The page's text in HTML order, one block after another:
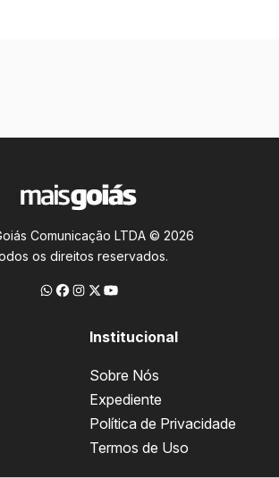
Comunicação LTDA © 2026
os direitos reservados.
Institucional
Sobre Nós
Expediente
Política de Privacidade
Termos de Uso